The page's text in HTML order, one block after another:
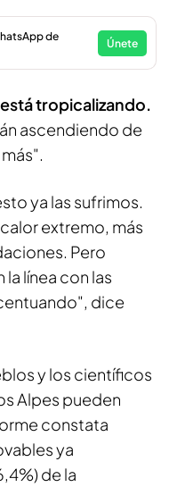
de
Únete
tropicalizando.
ascendiendo de
ya las sufrimos.
extremo, más
Pero
línea con las
dice
y los científicos
Alpes pueden
constata
ya
de la